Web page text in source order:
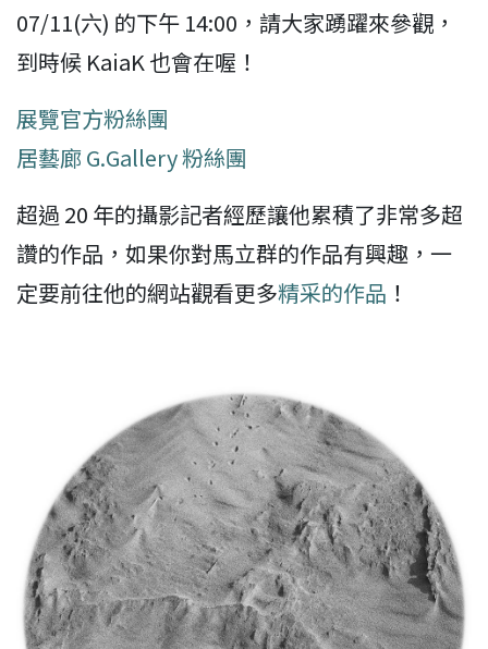
07/11(六) 的下午 14:00，請大家踴躍來參觀，
到時候 KaiaK 也會在喔！
展覽官方粉絲團
居藝廊 G.Gallery 粉絲團
超過 20 年的攝影記者經歷讓他累積了非常多超
讚的作品，如果你對馬立群的作品有興趣，一
定要前往他的網站觀看更多精采的作品 ！